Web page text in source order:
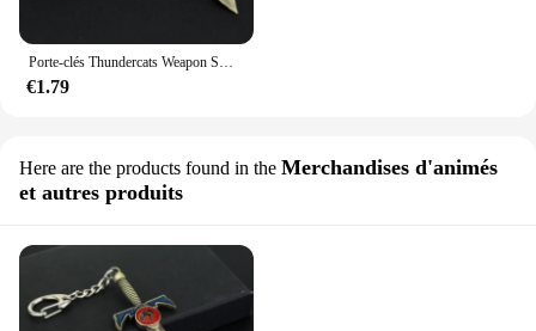
€1.79
Here are the products found in the Merchandises d'animés
et autres produits